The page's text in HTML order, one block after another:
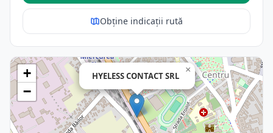
Obține indicații rută
HYELESS CONTACT SRL
×
+
−